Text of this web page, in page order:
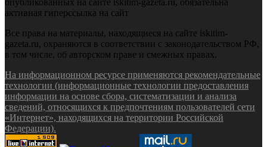
опубликованных на сайте iskitim-gazeta.ru, обязательна
активная гиперссылка на сайт
Все права на материалы, находящиеся на сайте iskitim-
gazeta.ru, охраняются в соответствии с законодательством РФ,
в том числе, об авторском праве и смежных правах.
На информационном ресурсе применяются рекомендательные
технологии (информационные технологии предоставления
информации на основе сбора, систематизации и анализа
сведений, относящихся к предпочтениям пользователей сети
«Интернет», находящихся на территории Российской
Федерации).